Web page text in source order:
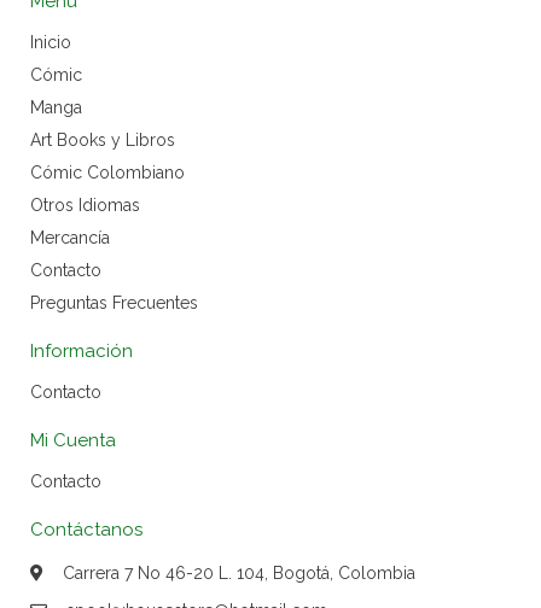
Inicio
Cómic
Manga
Art Books y Libros
Cómic Colombiano
Otros Idiomas
Mercancía
Contacto
Preguntas Frecuentes
Información
Contacto
Mi Cuenta
Contacto
Contáctanos
Carrera 7 No 46-20 L. 104, Bogotá, Colombia